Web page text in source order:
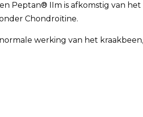
Peptan® IIm is afkomstig van
Chondroïtine.
werking van het